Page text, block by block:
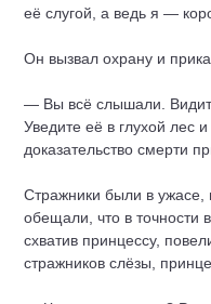
её слугой, а ведь я —
Он вызвал охрану и
— Вы всё слышали.
Уведите её в глухой лес
доказательство смерти
Стражники были в ужасе,
обещали, что в точности
схватив принцессу,
стражников слёзы,